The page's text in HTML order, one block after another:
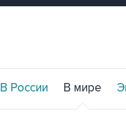
В России В мире